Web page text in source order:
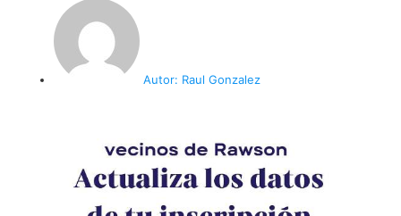
Autor: Raul Gonzalez